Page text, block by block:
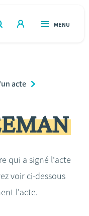
OUVERT
MENU
acte
qui a signé l'acte
voir ci-dessous
l'acte.